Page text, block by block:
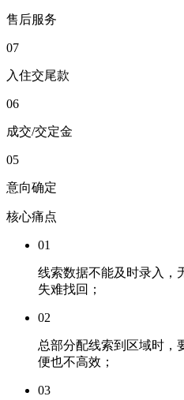
售后服务
07
入住交尾款
06
成交/交定金
05
意向确定
核心痛点
01
线索数据不能及时录入，
失难找回；
02
总部分配线索到区域时，
便也不高效；
03